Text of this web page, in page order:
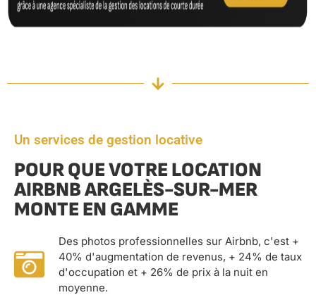
Un services de gestion locative
POUR QUE VOTRE LOCATION
AIRBNB ARGELÈS-SUR-MER
MONTE EN GAMME
Des photos professionnelles sur Airbnb, c'est +
40% d'augmentation de revenus, + 24% de taux
d'occupation et + 26% de prix à la nuit en
moyenne.